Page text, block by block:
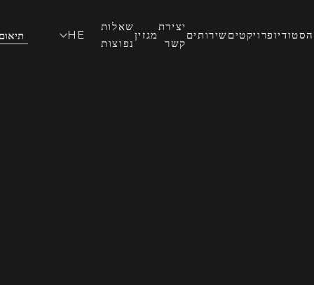
הסטודיופרויקטיםשירותים
יצירת
קשר
מגזין
שאלות
נפוצות
HE